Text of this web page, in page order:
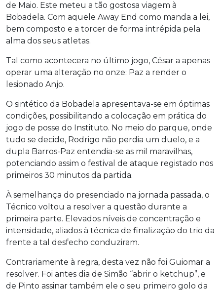
de Maio. Este meteu a tão gostosa viagem à
Bobadela. Com aquele Away End como manda a lei,
bem composto e a torcer de forma intrépida pela
alma dos seus atletas.
Tal como acontecera no último jogo, César a apenas
operar uma alteração no onze: Paz a render o
lesionado Anjo.
O sintético da Bobadela apresentava-se em óptimas
condições, possibilitando a colocação em prática do
jogo de posse do Instituto. No meio do parque, onde
tudo se decide, Rodrigo não perdia um duelo, e a
dupla Barros-Paz entendia-se as mil maravilhas,
potenciando assim o festival de ataque registado nos
primeiros 30 minutos da partida.
À semelhança do presenciado na jornada passada, o
Técnico voltou a resolver a questão durante a
primeira parte. Elevados níveis de concentração e
intensidade, aliados à técnica de finalização do trio da
frente a tal desfecho conduziram.
Contrariamente à regra, desta vez não foi Guiomar a
resolver. Foi antes dia de Simão “abrir o ketchup”, e
de Pinto assinar também ele o seu primeiro golo da